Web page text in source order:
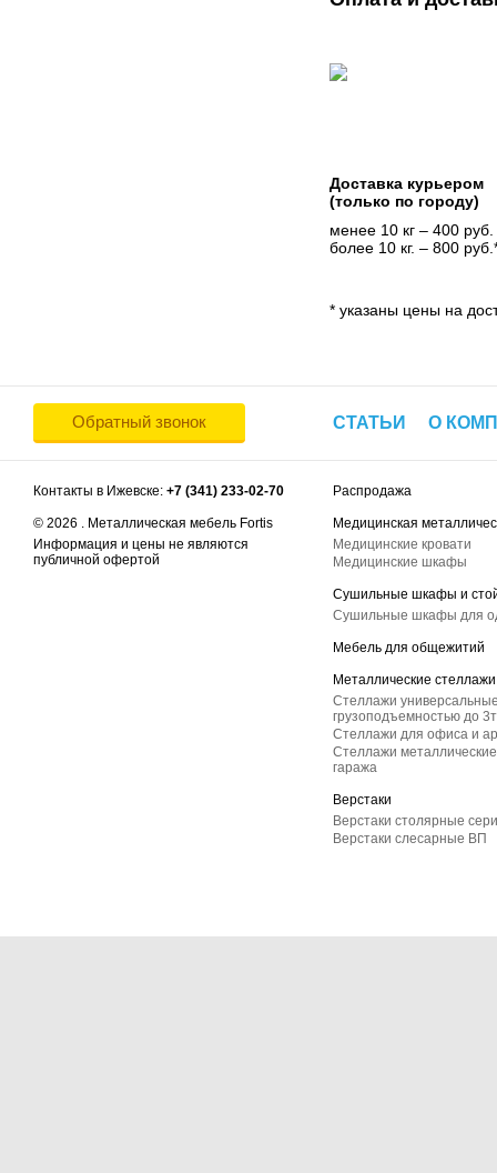
Доставка курьером
(только по городу)
менее 10 кг – 400 руб.
более 10 кг. – 800
* указаны цены на
Обратный звонок СТАТЬИ О
Контакты в Ижевске: +7 (341) 233-02-70
© 2026 . Металлическая мебель Fortis
Информация и цены не являются
публичной офертой
Распродажа
Медицинская
Медицинские кровати
Медицинские шкафы
Сушильные шкафы и
Сушильные шкафы для
Мебель для общежитий
Металлические стеллажи
Стеллажи
грузоподъемностью до
Стеллажи для офиса и
Стеллажи
гаража
Верстаки
Верстаки столярные
Верстаки слесарные ВП